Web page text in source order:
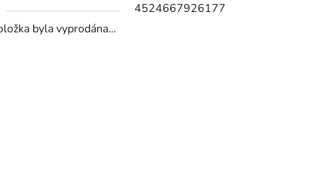
4524667926177
byla vyprodána…